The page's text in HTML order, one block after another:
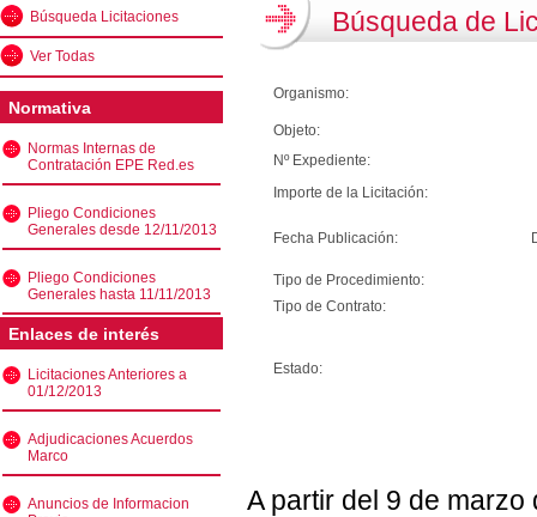
Búsqueda Licitaciones
Ver Todas
Normativa
Normas Internas de
Contratación EPE Red.es
Pliego Condiciones
Generales desde 12/11/2013
Pliego Condiciones
Generales hasta 11/11/2013
Enlaces de interés
Licitaciones Anteriores a
01/12/2013
Adjudicaciones Acuerdos
Marco
Anuncios de Informacion
Búsqueda de
Organismo:
Objeto:
Nº Expediente:
Importe de la Licitación:
Fecha Publicación:
Tipo de Procedimiento:
Tipo de Contrato:
Estado:
A partir del 9 de